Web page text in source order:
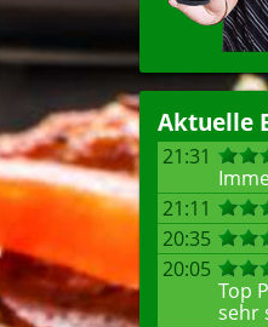
Aktuelle
21:31
21:11
20:35
20:05
Top
sehr